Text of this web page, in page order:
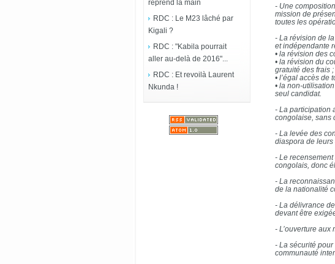
reprend la main
RDC : Le M23 lâché par
Kigali ?
RDC : "Kabila pourrait
aller au-delà de 2016"...
RDC : Et revoilà Laurent
Nkunda !
- Une
mission de
toutes les
- La révision de
et indépendante
• la révision des
• la révision du
gratuité des frais ;
• l’égal accès de
• la non-
seul candidat.
- La participation
congolaise, sans
- La levée des
diaspora de leurs
- Le
congolais, donc
- La
de la nationalité
- La délivrance
devant être
- L’ouverture aux
- La sécurité
communauté